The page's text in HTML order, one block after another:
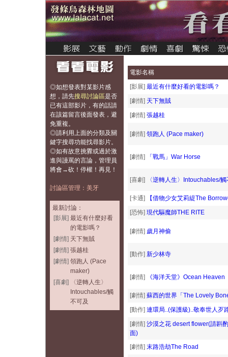
◎如想發表對某影片感
想， 請先搜尋討論區是否
已有這部影片，有的話請
在該篇留言後面發表，避
免重複。
◎請利用上面的分類及關
鍵字搜尋功能找尋影片。
◎如有故意挑釁或過於激
進與謾罵的言論，管理員
將會→砍！停權！再見！
討論區管理：美牙
最新討論：
[影展] 最近有什麼好看
的電影嗎？
[劇情] 天下無賊
[劇情] 張越桂
[劇情] 領跑人 (Pace
maker)
[喜劇]
〈逆轉人生〉
Intouchables/觸
不可及
電影名稱
[影展] 最近有什麼好看的電影嗎？
[劇情] 天下無賊
[劇情] 張越桂
[劇情] 領跑人 (Pace maker)
[劇情] 「戰馬」War Horse
[喜劇] 〈逆轉人生〉Intouchables/
[卡通]
【借物少女艾莉緹The
[恐怖] 現代驅魔師THE RITE
[劇情] 歲月神偷
[動作] 新少林寺
[劇情] 《海洋天堂》Ocean Heaven
[劇情] 蘇西的世界「The Lovely
[動作] 連環局..(保護級)..敬奉世人歹
[劇情] 沙漠之花 desert flower(請斟
面)
[劇情] 末路浩劫The Road